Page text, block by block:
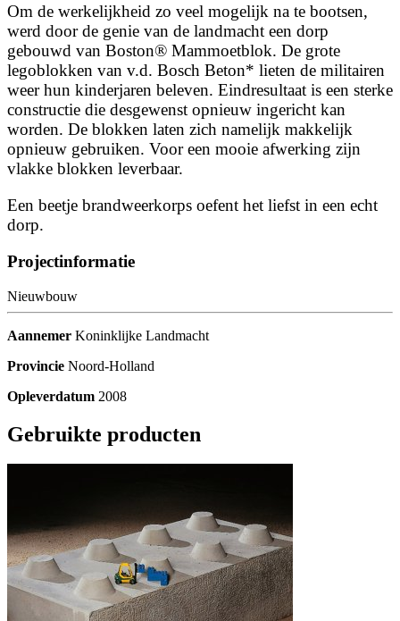
Om de werkelijkheid zo veel mogelijk na te bootsen,
werd door de genie van de landmacht een dorp
gebouwd van Boston® Mammoetblok. De grote
legoblokken van v.d. Bosch Beton* lieten de militairen
weer hun kinderjaren beleven. Eindresultaat is een sterke
constructie die desgewenst opnieuw ingericht kan
worden. De blokken laten zich namelijk makkelijk
opnieuw gebruiken. Voor een mooie afwerking zijn
vlakke blokken leverbaar.
Een beetje brandweerkorps oefent het liefst in een echt
dorp.
Projectinformatie
Nieuwbouw
Aannemer Koninklijke Landmacht
Provincie Noord-Holland
Opleverdatum 2008
Gebruikte producten